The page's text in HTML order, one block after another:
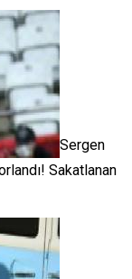
Sergen
Sakatlanan